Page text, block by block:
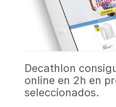
Decathlon
online en 2h en
seleccionados.